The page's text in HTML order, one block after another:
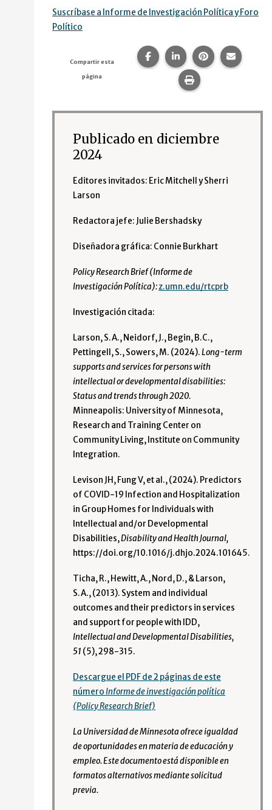
Suscríbase a Informe de Investigación Política y Foro
Político
Compartir esta
página
Compartir esta página en
Compartir esta
Compartir
Imprime esta
Publicado en diciembre
2024
Editores invitados: Eric Mitchell y Sherri
Larson
Redactora jefe: Julie Bershadsky
Diseñadora gráfica: Connie Burkhart
Policy Research Brief (Informe de
Investigación Política):z.umn.edu/rtcprb
Investigación citada:
Larson, S.A., Neidorf, J., Begin, B.C.,
Pettingell, S., Sowers, M. (2024).Long-term
supports and services for persons with
intellectual or developmental disabilities:
Status and trends through 2020.
Minneapolis: University of Minnesota,
Research and Training Center on
Community Living, Institute on Community
Integration.
Levison JH, Fung V, et al., (2024). Predictors
of COVID-19 Infection and Hospitalization
in Group Homes for Individuals with
Intellectual and/or Developmental
Disabilities,Disability and Health Journal,
https://doi.org/10.1016/j.dhjo.2024.101645.
Ticha, R., Hewitt, A., Nord, D., & Larson,
S.A., (2013). System and individual
outcomes and their predictors in services
and support for people with IDD,
Intellectual and Developmental Disabilities,
51 (5), 298-315.
Descargue el PDF de 2 páginas de este
númeroInforme de investigación política
(Policy Research Brief)
La Universidad de Minnesota ofrece igualdad
de oportunidades en materia de educación y
empleo. Este documento está disponible en
formatos alternativos mediante solicitud
previa.